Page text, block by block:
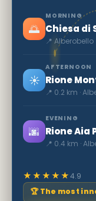
🌅
MORNING
Chiesa di
📍 Alberobello
☀️
AFTERNOON
Rione
📍 0.2 km ·
🌆
EVENING
Rione Aia
📍 0.4 km ·
★★★★★4.9
🏆 The most